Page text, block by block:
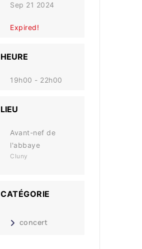
Sep 21 2024
Expired!
HEURE
19h00 - 22h00
LIEU
Avant-nef de
l'abbaye
Cluny
CATÉGORIE
concert